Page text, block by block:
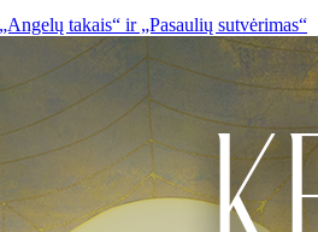
takais“ ir „Pasaulių sutvėrimas“